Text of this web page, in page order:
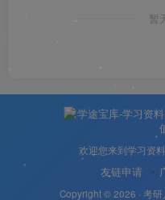
暂
欢迎您来到学习资
友链申请
Copyright © 2026 · 考研